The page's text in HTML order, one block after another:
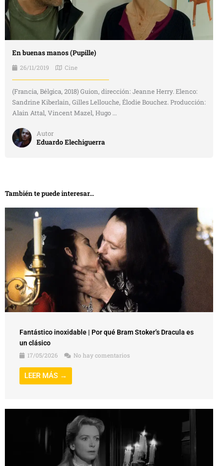
En buenas manos (Pupille)
26/11/2019 Cine
(Francia, Bélgica, 2018) Guion, dirección: Jeanne Herry. Elenco:
Sandrine Kiberlain, Gilles Lellouche, Élodie Bouchez. Producción:
Alain Attal, Vincent Mazel, Hugo ...
Autor
Eduardo Elechiguerra
También te puede interesar...
Fantástico inoxidable | Por qué Bram Stoker’s Dracula es
un clásico
17/05/2026
No hay comentarios
LEER MÁS →